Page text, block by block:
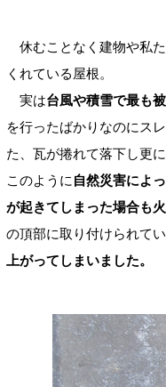
休むことなく建物や私
くれている屋根。
実は台風や積雪で最も
を行ったばかりなのにス
た、瓦が捲れて落下し更
このように 自然災害によ
が起きてしまった場合も
の頂部に取り付けられて
上がってしまいました。